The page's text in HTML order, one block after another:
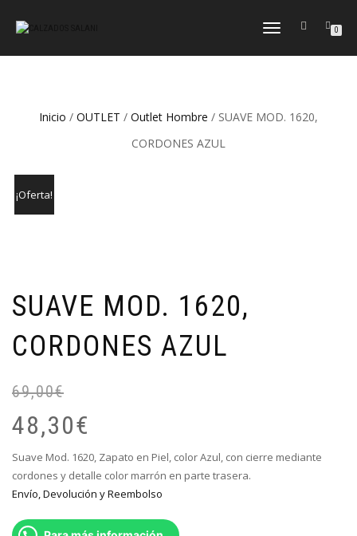
CAMBIAR
0
Inicio / OUTLET / Outlet Hombre / SUAVE MOD. 1620,
CORDONES AZUL
¡Oferta!
SUAVE MOD. 1620,
CORDONES AZUL
69,00€
48,30€
Suave Mod. 1620, Zapato en Piel, color Azul, con cierre mediante
cordones y detalle color marrón en parte trasera.
Envío, Devolución y Reembolso